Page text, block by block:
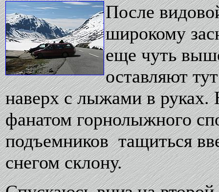
После
широкому
еще чуть
оставляют
наверх с лыжами в
фанатом горнолыжного
подъемников тащиться
снегом склону.